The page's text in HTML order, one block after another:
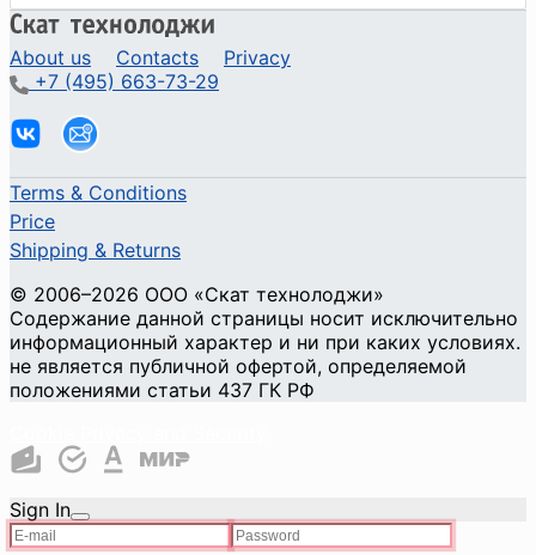
About us Contacts
Privacy
+7 (495) 663-73-29
Terms & Conditions
Price
Shipping & Returns
© 2006–2026 ООО «Скат технолоджи»
Содержание данной страницы носит исключительно
информационный характер и ни при каких условиях.
не является публичной офертой, определяемой
положениями статьи 437 ГК РФ
Sign In